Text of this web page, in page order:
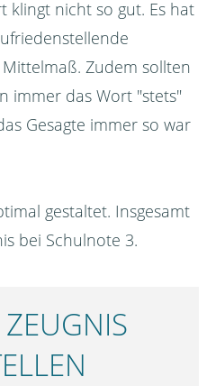
klingt nicht so gut. Es hat
Zudem sollten
immer das Wort "stets"
Gesagte immer so war
gestaltet. Insgesamt
bei Schulnote 3.